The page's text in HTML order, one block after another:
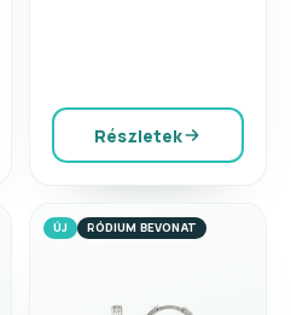
Részletek
ÚJ RÓDIUM BEVONAT